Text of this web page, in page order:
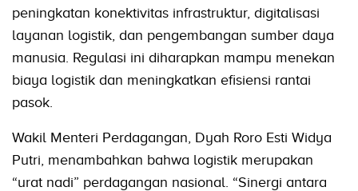
peningkatan konektivitas infrastruktur, digitalisasi
layanan logistik, dan pengembangan sumber daya
manusia. Regulasi ini diharapkan mampu menekan
biaya logistik dan meningkatkan efisiensi rantai
pasok.
Wakil Menteri Perdagangan, Dyah Roro Esti Widya
Putri, menambahkan bahwa logistik merupakan
“urat nadi” perdagangan nasional. “Sinergi antara